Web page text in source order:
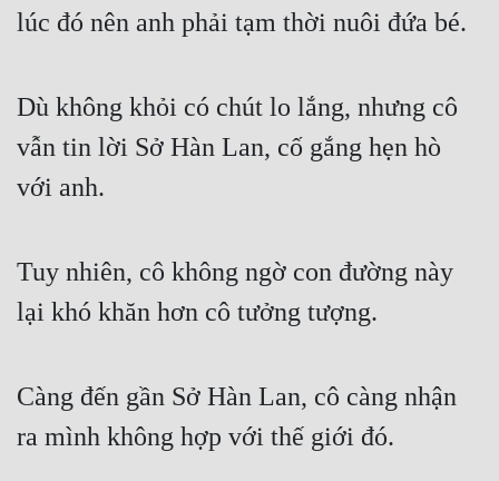
Mưu Mô
Mỹ Thực
Ngôn Tình
Phương Tây
Phản Phái
lúc đó nên anh phải tạm thời nuôi đứa bé.
Dù không khỏi có chút lo lắng, nhưng cô
vẫn tin lời Sở Hàn Lan, cố gắng hẹn hò
với anh.
Tuy nhiên, cô không ngờ con đường này
lại khó khăn hơn cô tưởng tượng.
Càng đến gần Sở Hàn Lan, cô càng nhận
ra mình không hợp với thế giới đó.